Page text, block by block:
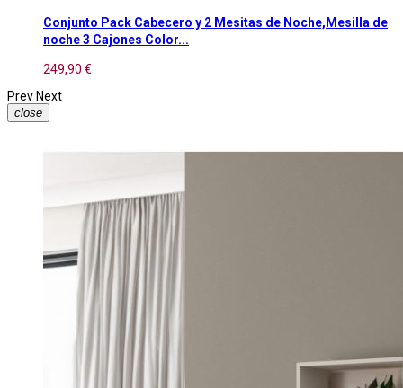
Conjunto Pack Cabecero y 2 Mesitas de Noche,Mesilla de
noche 3 Cajones Color...
249,90 €
Prev Next
close